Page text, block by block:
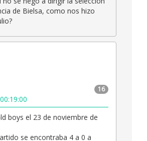
de Bielsa, como nos hizo
16
boys el 23 de noviembre de
se encontraba 4 a 0 a